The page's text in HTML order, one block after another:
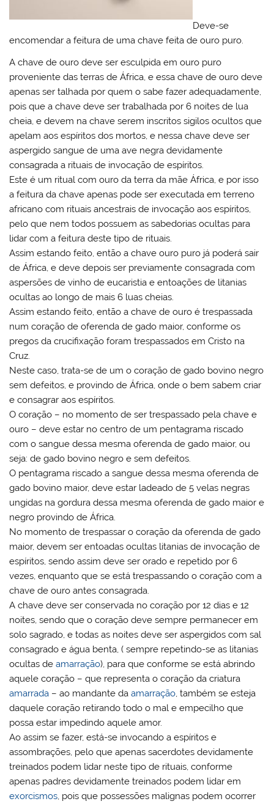
Deve-se
encomendar a feitura de uma chave feita de ouro puro.
A chave de ouro deve ser esculpida em ouro puro
proveniente das terras de África, e essa chave de ouro deve
apenas ser talhada por quem o sabe fazer adequadamente,
pois que a chave deve ser trabalhada por 6 noites de lua
cheia, e devem na chave serem inscritos sigilos ocultos que
apelam aos espíritos dos mortos, e nessa chave deve ser
aspergido sangue de uma ave negra devidamente
consagrada a rituais de invocação de espíritos.
Este é um ritual com ouro da terra da mãe África, e por isso
a feitura da chave apenas pode ser executada em terreno
africano com rituais ancestrais de invocação aos espíritos,
pelo que nem todos possuem as sabedorias ocultas para
lidar com a feitura deste tipo de rituais.
Assim estando feito, então a chave ouro puro já poderá sair
de África, e deve depois ser previamente consagrada com
aspersões de vinho de eucaristia e entoações de litanias
ocultas ao longo de mais 6 luas cheias.
Assim estando feito, então a chave de ouro é trespassada
num coração de oferenda de gado maior, conforme os
pregos da crucifixação foram trespassados em Cristo na
Cruz.
Neste caso, trata-se de um o coração de gado bovino negro
sem defeitos, e provindo de África, onde o bem sabem criar
e consagrar aos espíritos.
O coração – no momento de ser trespassado pela chave e
ouro – deve estar no centro de um pentagrama riscado
com o sangue dessa mesma oferenda de gado maior, ou
seja: de gado bovino negro e sem defeitos.
O pentagrama riscado a sangue dessa mesma oferenda de
gado bovino maior, deve estar ladeado de 5 velas negras
ungidas na gordura dessa mesma oferenda de gado maior e
negro provindo de África.
No momento de trespassar o coração da oferenda de gado
maior, devem ser entoadas ocultas litanias de invocação de
espíritos, sendo assim deve ser orado e repetido por 6
vezes, enquanto que se está trespassando o coração com a
chave de ouro antes consagrada.
A chave deve ser conservada no coração por 12 dias e 12
noites, sendo que o coração deve sempre permanecer em
solo sagrado, e todas as noites deve ser aspergidos com sal
consagrado e água benta, ( sempre repetindo-se as litanias
ocultas deamarração), para que conforme se está abrindo
aquele coração – que representa o coração da criatura
amarrada – ao mandante daamarração, também se esteja
daquele coração retirando todo o mal e empecilho que
possa estar impedindo aquele amor.
Ao assim se fazer, está-se invocando a espíritos e
assombrações, pelo que apenas sacerdotes devidamente
treinados podem lidar neste tipo de rituais, conforme
apenas padres devidamente treinados podem lidar em
exorcismos, pois que possessões malignas podem ocorrer